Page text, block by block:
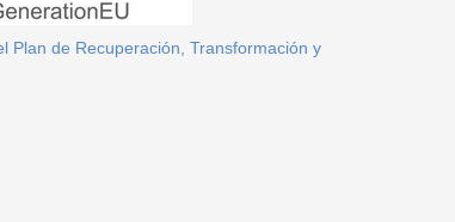
Plan de Recuperación, Transformación y